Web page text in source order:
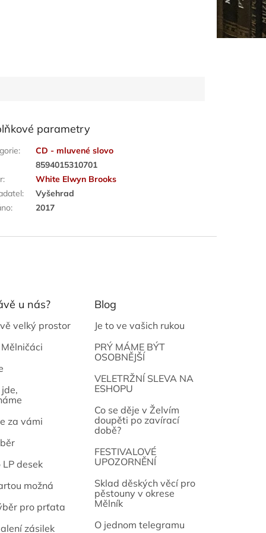
parametry
:
CD - mluvené slovo
8594015310701
:
White Elwyn Brooks
:
Vyšehrad
: 2017
u nás?
velký prostor
za vámi
desek
možná
pro prťata
zásilek
Blog
Je to ve vašich rukou
PRÝ MÁME BÝT
OSOBNĚJŠÍ
VELETRŽNÍ SLEVA NA
ESHOPU
Co se děje v Želvím
doupěti po zavírací
době?
FESTIVALOVÉ
UPOZORNĚNÍ
Sklad děských věcí pro
pěstouny v okrese
Mělník
O jednom telegramu